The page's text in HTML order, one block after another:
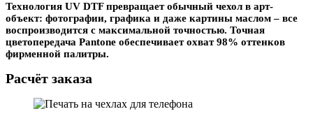
Технология UV DTF превращает обычный чехол в арт-
объект: фотографии, графика и даже картины маслом – все
воспроизводится с максимальной точностью. Точная
цветопередача Pantone обеспечивает охват 98% оттенков
фирменной палитры.
Расчёт заказа